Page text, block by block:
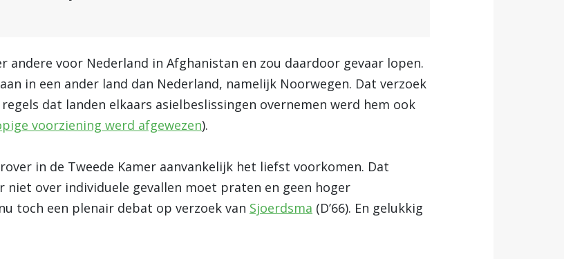
andere voor Nederland in Afghanistan en zou daardoor gevaar lopen.
in een ander land dan Nederland, namelijk Noorwegen. Dat verzoek
dat landen elkaars asielbeslissingen overnemen werd hem ook
voorziening werd afgewezen).
in de Tweede Kamer aanvankelijk het liefst voorkomen. Dat
over individuele gevallen moet praten en geen hoger
toch een plenair debat op verzoek van Sjoerdsma (D’66). En gelukkig